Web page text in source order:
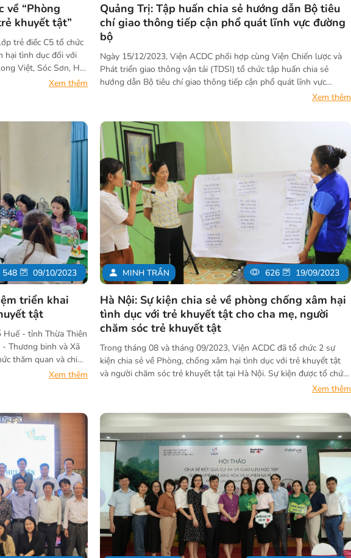
về “Phòng
khuyết tật”
trẻ điếc C5 tổ chức
hại tình dục đối với
Việt, Sóc Sơn, Hà
tế thiếu nhi 1/6, với
trẻ.
Xem thêm
Quảng Trị: Tập huấn chia sẻ hướng dẫn Bộ tiêu
chí giao thông tiếp cận phổ quát lĩnh vực đường
bộ
Ngày 15/12/2023, Viện ACDC phối hợp cùng Viện Chiến lược và
Phát triển giao thông vận tải (TDSI) tổ chức tập huấn chia sẻ
hướng dẫn Bộ tiêu chí giao thông tiếp cận phổ quát lĩnh vực
đường bộ tại Quảng Trị. Hoạt động trong khuôn khổ dự án “Tăng
do USAID tài trợ.
Xem thêm
548 09/10/2023
triển khai
tật
- tỉnh Thừa Thiên
Thương binh và Xã
thăm quan và chia
trợ người khuyết tật
Xem thêm
MINH TRẦN 626 19/09/2023
Hà Nội: Sự kiện chia sẻ về phòng chống xâm hại
tình dục với trẻ khuyết tật cho cha mẹ, người
chăm sóc trẻ khuyết tật
Trong tháng 08 và tháng 09/2023, Viện ACDC đã tổ chức 2 sự
kiện chia sẻ về Phòng, chống xâm hại tình dục với trẻ khuyết tật
và người chăm sóc trẻ khuyết tật tại Hà Nội. Sự kiện được tổ chức
trong khuôn khổ Dự án “Phòng chống Bạo lực thể chất, tinh thần
AVAC) do ACDC thực hiện dưới sự tài trợ của Tổ chức Cứu trợ trẻ
em Hồng Kông và sự điều phối của Tổ chức Cứu trợ Trẻ em tại
Việt Nam.
Xem thêm